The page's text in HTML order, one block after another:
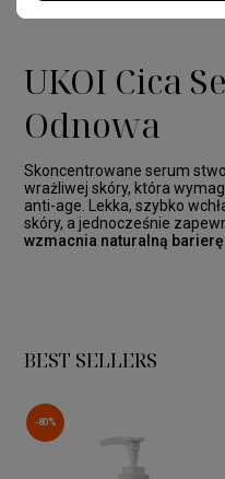
przyczyniając się do
UKOI Cica
Odnowa
Skoncentrowane serum
wrażliwej skóry, która
anti-age. Lekka, szybko
skóry, a jednocześnie
wzmacnia naturalną
BEST SELLERS
-80%